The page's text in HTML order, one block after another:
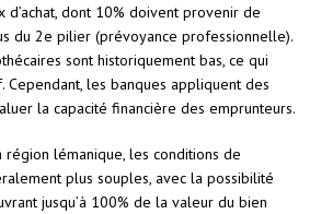
d’achat, dont 10% doivent provenir de
du 2e pilier (prévoyance professionnelle).
sont historiquement bas, ce qui
Cependant, les banques appliquent des
la capacité financière des emprunteurs.
région lémanique, les conditions de
plus souples, avec la possibilité
jusqu’à 100% de la valeur du bien